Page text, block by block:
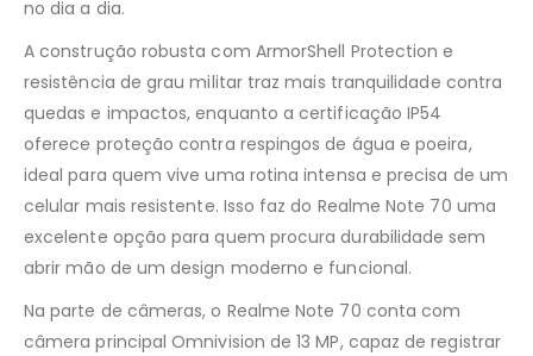
no dia a dia.
A construção robusta com ArmorShell Protection e
resistência de grau militar traz mais tranquilidade contra
quedas e impactos, enquanto a certificação IP54
oferece proteção contra respingos de água e poeira,
ideal para quem vive uma rotina intensa e precisa de um
celular mais resistente. Isso faz do Realme Note 70 uma
excelente opção para quem procura durabilidade sem
abrir mão de um design moderno e funcional.
Na parte de câmeras, o Realme Note 70 conta com
câmera principal Omnivision de 13 MP, capaz de registrar